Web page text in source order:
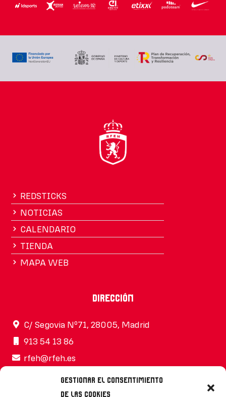
Gestionar el consentimiento
de las cookies
REDSTICKS
NOTICIAS
CALENDARIO
TIENDA
MAPA WEB
Dirección
C/ Segovia Nº71, 28005, Madrid
913 54 13 86
rfeh@rfeh.es